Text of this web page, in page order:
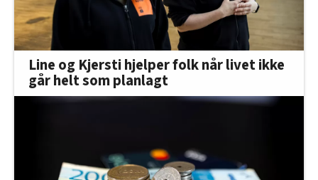
Line og Kjersti hjelper folk når livet ikke
går helt som planlagt